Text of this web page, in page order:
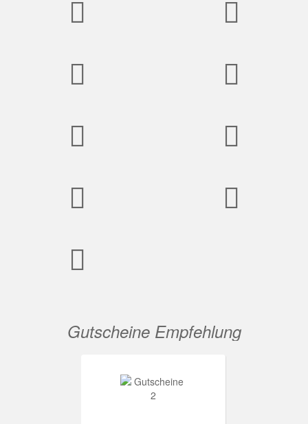
Gutscheine Empfehlung